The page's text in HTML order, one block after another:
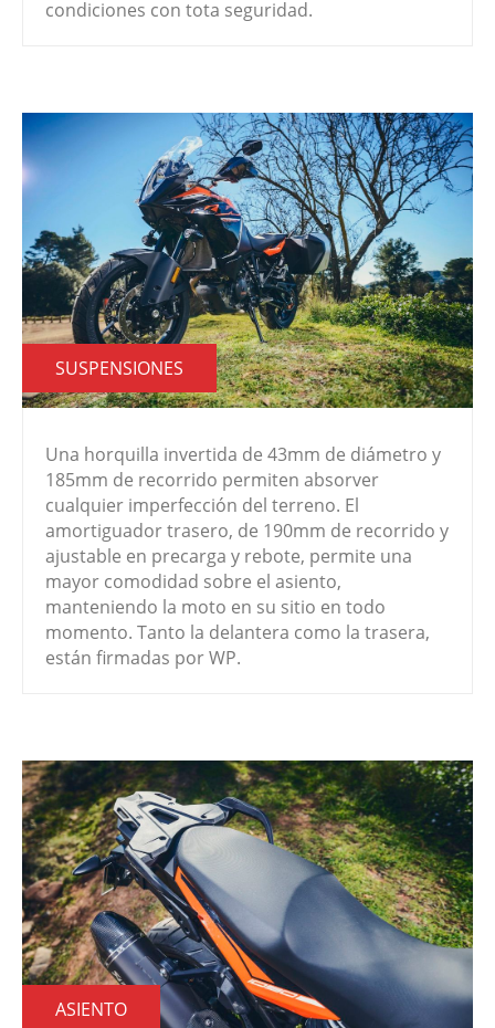
condiciones con tota seguridad.
SUSPENSIONES
Una horquilla invertida de 43mm de diámetro y
185mm de recorrido permiten absorver
cualquier imperfección del terreno. El
amortiguador trasero, de 190mm de recorrido y
ajustable en precarga y rebote, permite una
mayor comodidad sobre el asiento,
manteniendo la moto en su sitio en todo
momento. Tanto la delantera como la trasera,
están firmadas por WP.
ASIENTO